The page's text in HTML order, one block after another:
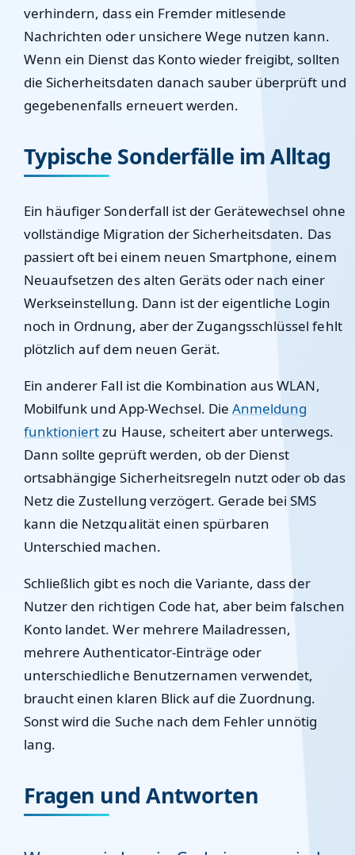
verhindern, dass ein Fremder mitlesende
Nachrichten oder unsichere Wege nutzen kann.
Wenn ein Dienst das Konto wieder freigibt, sollten
die Sicherheitsdaten danach sauber überprüft und
gegebenenfalls erneuert werden.
Typische Sonderfälle im Alltag
Ein häufiger Sonderfall ist der Gerätewechsel ohne
vollständige Migration der Sicherheitsdaten. Das
passiert oft bei einem neuen Smartphone, einem
Neuaufsetzen des alten Geräts oder nach einer
Werkseinstellung. Dann ist der eigentliche Login
noch in Ordnung, aber der Zugangsschlüssel fehlt
plötzlich auf dem neuen Gerät.
Ein anderer Fall ist die Kombination aus WLAN,
Mobilfunk und App-Wechsel. DieAnmeldung
funktioniertzu Hause, scheitert aber unterwegs.
Dann sollte geprüft werden, ob der Dienst
ortsabhängige Sicherheitsregeln nutzt oder ob das
Netz die Zustellung verzögert. Gerade bei SMS
kann die Netzqualität einen spürbaren
Unterschied machen.
Schließlich gibt es noch die Variante, dass der
Nutzer den richtigen Code hat, aber beim falschen
Konto landet. Wer mehrere Mailadressen,
mehrere Authenticator-Einträge oder
unterschiedliche Benutzernamen verwendet,
braucht einen klaren Blick auf die Zuordnung.
Sonst wird die Suche nach dem Fehler unnötig
lang.
Fragen und Antworten